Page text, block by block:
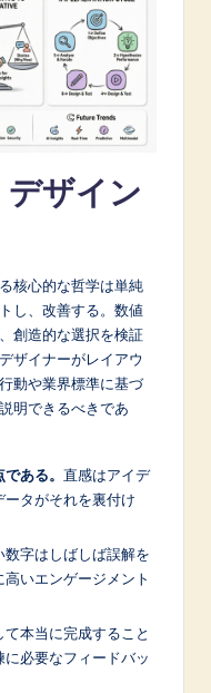
ザイン
核心的な哲学は単純
し、改善する。数値
創造的な選択を検証
ザイナーがレイアウ
動や業界標準に基づ
明できるべきであ
ある。 直感はアイデ
タがそれを裏付け
数字はしばしば誤解を
いエンゲージメント
本当に完成すること
必要なフィードバッ